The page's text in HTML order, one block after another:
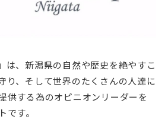
は、新潟県の自然や歴史を絶やすこ
り、そして世界のたくさんの人達に
供する為のオピニオンリーダーを
です。